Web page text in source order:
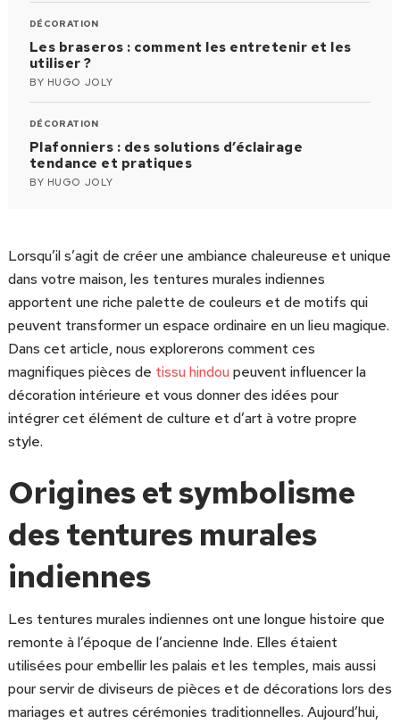
DÉCORATION
Les braseros : comment les entretenir et les
utiliser ?
BY HUGO JOLY
DÉCORATION
Plafonniers : des solutions d’éclairage
tendance et pratiques
BY HUGO JOLY
Lorsqu’il s’agit de créer une ambiance chaleureuse et unique
dans votre maison, les tentures murales indiennes
apportent une riche palette de couleurs et de motifs qui
peuvent transformer un espace ordinaire en un lieu magique.
Dans cet article, nous explorerons comment ces
magnifiques pièces de tissu hindoupeuvent influencer la
décoration intérieure et vous donner des idées pour
intégrer cet élément de culture et d’art à votre propre
style.
Origines et symbolisme
des tentures murales
indiennes
Les tentures murales indiennes ont une longue histoire que
remonte à l’époque de l’ancienne Inde. Elles étaient
utilisées pour embellir les palais et les temples, mais aussi
pour servir de diviseurs de pièces et de décorations lors des
mariages et autres cérémonies traditionnelles. Aujourd’hui,